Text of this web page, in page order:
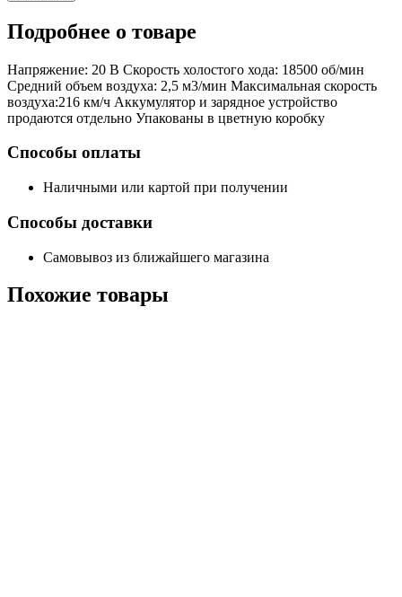
Подробнее о товаре
Напряжение: 20 В Скорость холостого хода: 18500 об/мин
Средний объем воздуха: 2,5 м3/мин Максимальная скорость
воздуха:216 км/ч Аккумулятор и зарядное устройство
продаются отдельно Упакованы в цветную коробку
Способы оплаты
Наличными или картой при получении
Способы доставки
Самовывоз из ближайшего магазина
Похожие товары